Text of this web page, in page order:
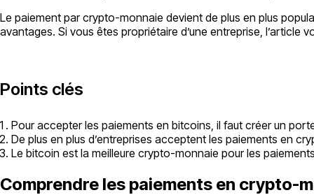
Le paiement par crypto-monnaie devient de plus en plus
avantages. Si vous êtes propriétaire d’une entreprise,
Points clés
Pour accepter les paiements en bitcoins, il faut créer un
De plus en plus d’entreprises acceptent les paiements en
Le bitcoin est la meilleure crypto-monnaie pour les
Comprendre les paiements en crypto-